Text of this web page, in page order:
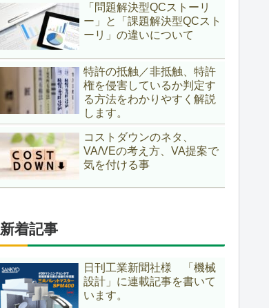
「問題解決型QCストーリ
ー」と「課題解決型QCスト
ーリ」の違いについて
特許の抵触／非抵触、特許
権を侵害しているか判定す
る方法をわかりやすく解説
します。
コストダウンのネタ、
VA/VEの考え方、VA提案で
気を付ける事
新着記事
日刊工業新聞社様 「機械
設計」に連載記事を書いて
います。